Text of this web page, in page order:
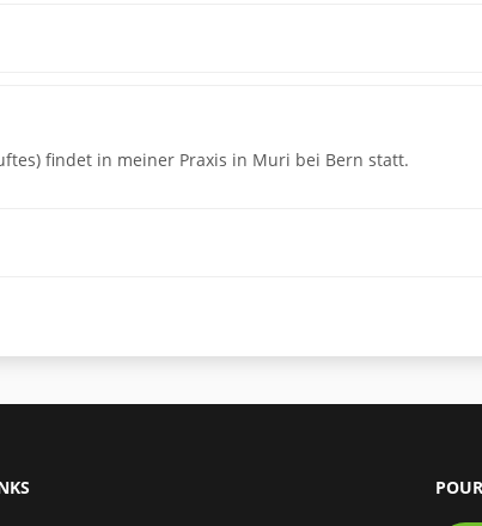
findet in meiner Praxis in Muri bei Bern statt.